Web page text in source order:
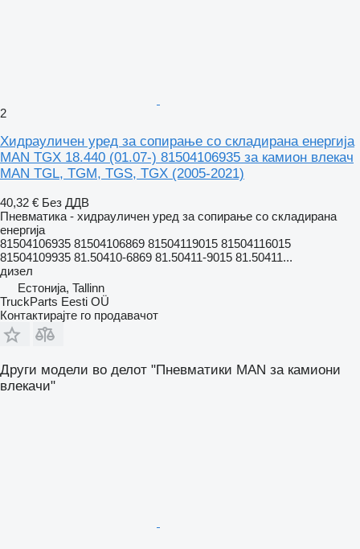
2
Хидрауличен уред за сопирање со складирана енергија
MAN TGX 18.440 (01.07-) 81504106935 за камион влекач
MAN TGL, TGM, TGS, TGX (2005-2021)
40,32 € Без ДДВ
Пневматика - хидрауличен уред за сопирање со складирана
енергија
81504106935 81504106869 81504119015 81504116015
81504109935 81.50410-6869 81.50411-9015 81.50411...
дизел
Естонија, Tallinn
TruckParts Eesti OÜ
Контактирајте го продавачот
Други модели во делот "Пневматики MAN за камиони
влекачи"